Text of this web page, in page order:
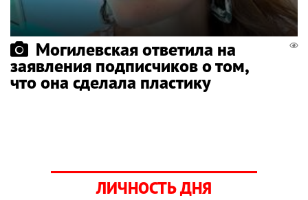
Могилевская ответила на
заявления подписчиков о том,
что она сделала пластику
ЛИЧНОСТЬ ДНЯ